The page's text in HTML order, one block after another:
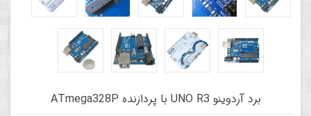
برد آردوینو UNO R3 با پردازنده ATmega328P